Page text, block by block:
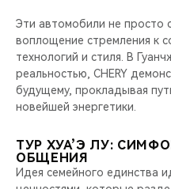
Эти автомобили не просто
воплощение стремления к
технологий и стиля. В
реальностью, CHERY
будущему, прокладывая
новейшей энергетики.
ТУР ХУА’Э ЛУ:
ОБЩЕНИЯ
Идея семейного единства